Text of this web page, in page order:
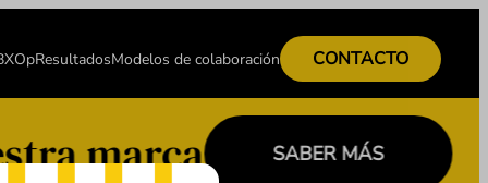
ResultadosModelos de colaboración CONTACTO
marca SABER MÁS